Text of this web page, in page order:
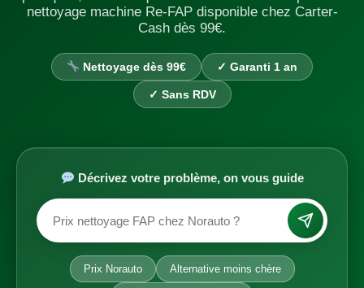
nettoyage machine Re-FAP disponible chez Carter-
Cash dès 99€.
Nettoyage dès 99€ ✓ Garanti 1 an
✓ Sans RDV
Décrivez votre problème, on vous guide
Prix Norauto Alternative moins chère